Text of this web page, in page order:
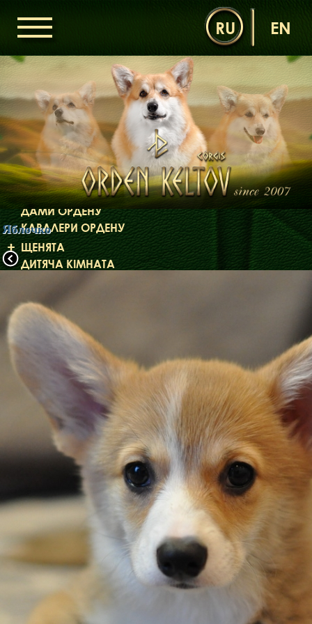
Яблочко
RU EN
ОРДЕН КЕЛЬТІВ
НОВИНИ
ДИТЯЧА КІМНАТА
КОНТАКТИ
НАШІ КОРГІ
ДАМИ ОРДЕНУ
КАВАЛЕРИ ОРДЕНУ
ЩЕНЯТА
ДИТЯЧА КІМНАТА
МІФИ
ФАКТИ
БЛОГ